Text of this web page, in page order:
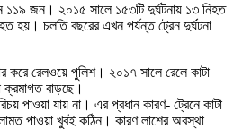
১১৯ জন। ২০১৫ সালে ১৫৩টি দুর্ঘটনায় ১৩ নিহত
চলতি বছরের এখন পর্যন্ত ট্রেন দুর্ঘটনা
করে রেলওয়ে পুলিশ। ২০১৭ সালে রেলে কাটা
বাড়ছে।
পাওয়া যায় না। এর প্রধান কারণ- ট্রেনে কাটা
পাওয়া খুবই কঠিন। কারণ লাশের অবস্থা